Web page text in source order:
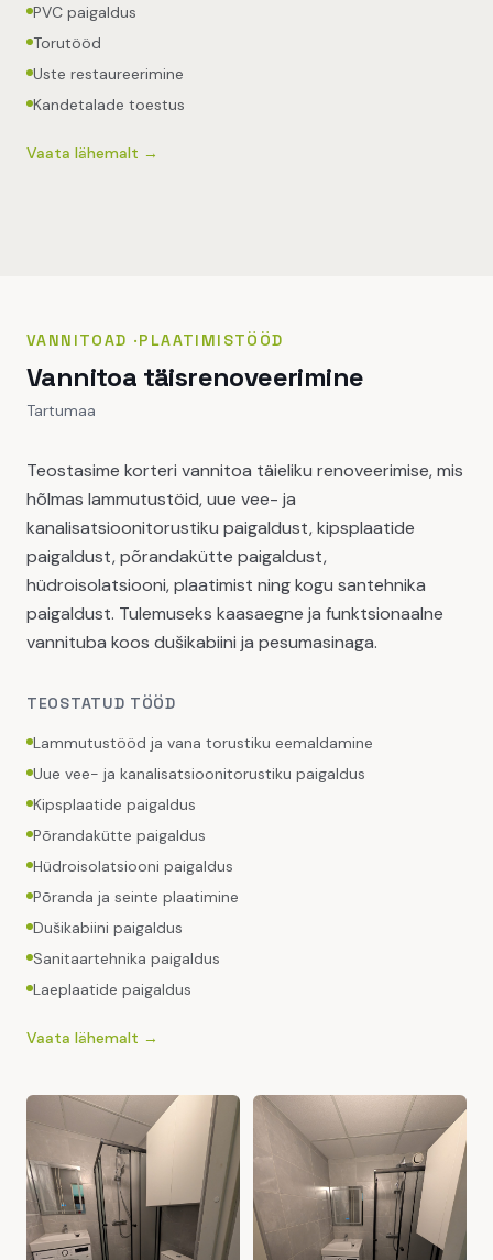
PVC paigaldus
Torutööd
Uste restaureerimine
Kandetalade toestus
Vaata lähemalt →
VANNITOAD ·PLAATIMISTÖÖD
Vannitoa täisrenoveerimine
Tartumaa
Teostasime korteri vannitoa täieliku renoveerimise, mis
hõlmas lammutustöid, uue vee- ja
kanalisatsioonitorustiku paigaldust, kipsplaatide
paigaldust, põrandakütte paigaldust,
hüdroisolatsiooni, plaatimist ning kogu santehnika
paigaldust. Tulemuseks kaasaegne ja funktsionaalne
vannituba koos dušikabiini ja pesumasinaga.
TEOSTATUD TÖÖD
Lammutustööd ja vana torustiku eemaldamine
Uue vee- ja kanalisatsioonitorustiku paigaldus
Kipsplaatide paigaldus
Põrandakütte paigaldus
Hüdroisolatsiooni paigaldus
Põranda ja seinte plaatimine
Dušikabiini paigaldus
Sanitaartehnika paigaldus
Laeplaatide paigaldus
Vaata lähemalt →